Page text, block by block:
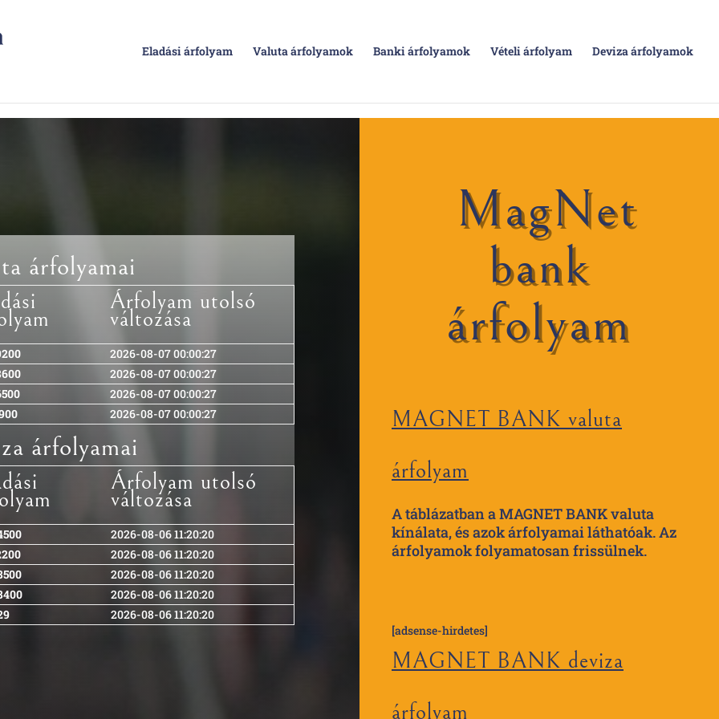
Eladási árfolyam Valuta árfolyamok Banki árfolyamok Vételi árfolyam Deviza árfolyamok
árfolyamai
Árfolyam utolsó
változása
2026-08-07 00:00:27
2026-08-07 00:00:27
2026-08-07 00:00:27
2026-08-07 00:00:27
árfolyamai
Árfolyam utolsó
változása
2026-08-06 11:20:20
2026-08-06 11:20:20
2026-08-06 11:20:20
2026-08-06 11:20:20
2026-08-06 11:20:20
MagNet
bank
árfolyam
MAGNET BANK valuta
árfolyam
A táblázatban a MAGNET BANK valuta
kínálata, és azok árfolyamai láthatóak. Az
árfolyamok folyamatosan frissülnek.
[adsense-hirdetes]
MAGNET BANK deviza
árfolyam